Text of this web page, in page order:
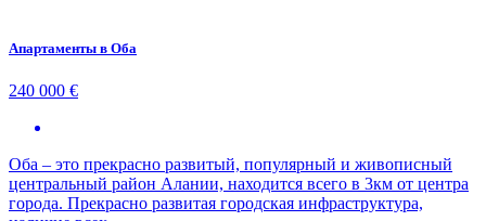
Апартаменты в Оба
240 000 €
Оба – это прекрасно развитый, популярный и живописный
центральный район Алании, находится всего в 3км от центра
города. Прекрасно развитая городская инфраструктура,